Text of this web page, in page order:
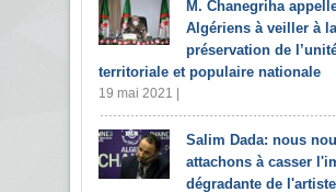
M. Chanegriha
Algériens à veiller à la
préservation de
territoriale et populaire nationale
19 mai 2021 |
Salim Dada: nous
attachons à casser
dégradante de